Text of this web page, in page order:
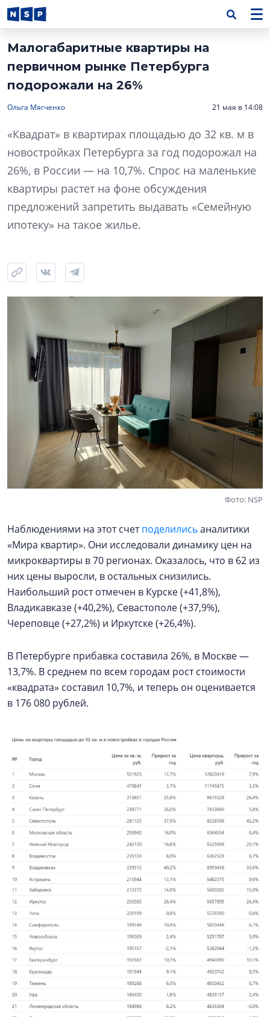
Малогабаритные квартиры на
первичном рынке Петербурга
подорожали на 26%
Ольга Мягченко 21 мая в 14:08
«Квадрат» в квартирах площадью до 32 кв. м в
новостройках Петербурга за год подорожал на
26%, в России — на 10,7%. Спрос на маленькие
квартиры растет на фоне обсуждения
предложений запретить выдавать «Семейную
ипотеку» на такое жилье.
Фото: NSP
Наблюдениями на этот счетподелилисьаналитики
«Мира квартир». Они исследовали динамику цен на
микроквартиры в 70 регионах. Оказалось, что в 62 из
них цены выросли, в остальных снизились.
Наибольший рост отмечен в Курске (+41,8%),
Владикавказе (+40,2%), Севастополе (+37,9%),
Череповце (+27,2%) и Иркутске (+26,4%).
В Петербурге прибавка составила 26%, в Москве —
13,7%. В среднем по всем городам рост стоимости
«квадрата» составил 10,7%, и теперь он оценивается
в 176 080 рублей.